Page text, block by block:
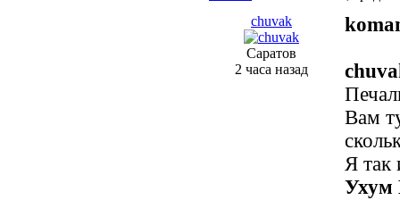
chuvak
Саратов
2 часа назад
Вам
Я так
Ухум